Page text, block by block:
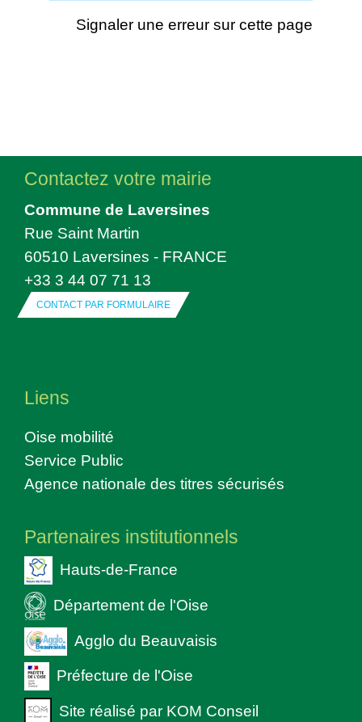
Signaler une erreur sur cette page
Contactez votre mairie
Commune de Laversines
Rue Saint Martin
60510 Laversines - FRANCE
+33 3 44 07 71 13
CONTACT PAR FORMULAIRE
Liens
Oise mobilité
Service Public
Agence nationale des titres sécurisés
Partenaires institutionnels
Hauts-de-France
Département de l'Oise
Agglo du Beauvaisis
Préfecture de l'Oise
Site réalisé par KOM Conseil